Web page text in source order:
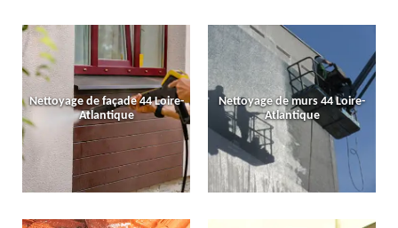
Nettoyage de façade 44 Loire-
Atlantique
Nettoyage de murs 44 Loire-
Atlantique